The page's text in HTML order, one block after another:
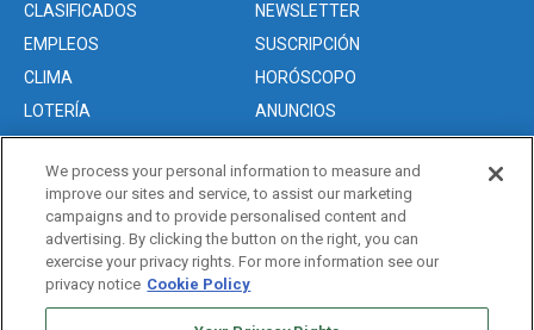
CLASIFICADOS
NEWSLETTER
EMPLEOS
SUSCRIPCIÓN
CLIMA
HORÓSCOPO
LOTERÍA
ANUNCIOS
Acerca de nosotros
Advertise with Us/Anuncios
Politica de Privacidad
Editorial Guidelines
We process your personal information to measure and
improve our sites and service, to assist our marketing
campaigns and to provide personalised content and
advertising. By clicking the button on the right, you can
exercise your privacy rights. For more information see our
privacy notice Cookie Policy